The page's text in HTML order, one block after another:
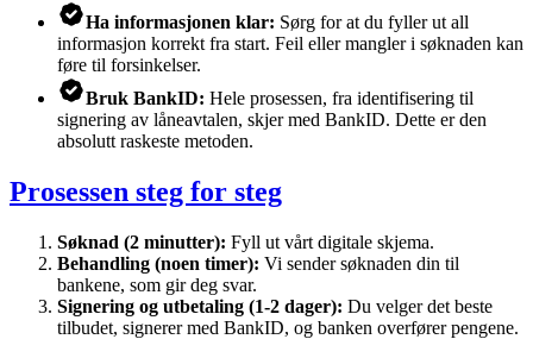
Ha informasjonen klar: Sørg for at du fyller ut all
informasjon korrekt fra start. Feil eller mangler i søknaden kan
føre til forsinkelser.
Bruk BankID: Hele prosessen, fra identifisering til
signering av låneavtalen, skjer med BankID. Dette er den
absolutt raskeste metoden.
Prosessen steg for steg
Søknad (2 minutter): Fyll ut vårt digitale skjema.
Behandling (noen timer): Vi sender søknaden din til
bankene, som gir deg svar.
Signering og utbetaling (1-2 dager): Du velger det beste
tilbudet, signerer med BankID, og banken overfører pengene.